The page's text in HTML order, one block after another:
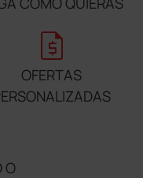
request_quote
OFERTAS
O